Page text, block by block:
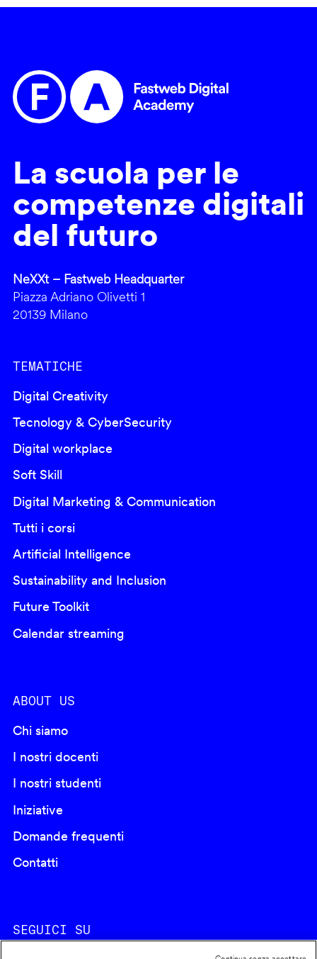
La scuola per le
competenze digitali
del futuro
NeXXt – Fastweb Headquarter
Piazza Adriano Olivetti 1
20139 Milano
TEMATICHE
Digital Creativity
Tecnology & CyberSecurity
Digital workplace
Soft Skill
Digital Marketing & Communication
Tutti i corsi
Artificial Intelligence
Sustainability and Inclusion
Future Toolkit
Calendar streaming
ABOUT US
Chi siamo
I nostri docenti
I nostri studenti
Iniziative
Domande frequenti
Contatti
SEGUICI SU